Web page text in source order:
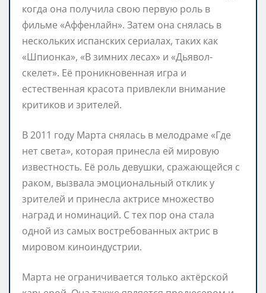
когда она получила свою первую роль в
фильме «Аффенлайн». Затем она снялась в
нескольких испанских сериалах, таких как
«Шпионка», «В зимних лесах» и «Дьявол-
скелет». Её проникновенная игра и
естественная красота привлекли внимание
критиков и зрителей.
В 2011 году Марта снялась в мелодраме «Где
нет света», которая принесла ей мировую
известность. Её роль девушки, сражающейся с
раком, вызвала эмоциональный отклик у
зрителей и принесла актрисе множество
наград и номинаций. С тех пор она стала
одной из самых востребованных актрис в
мировом киноиндустрии.
Марта не ограничивается только актёрской